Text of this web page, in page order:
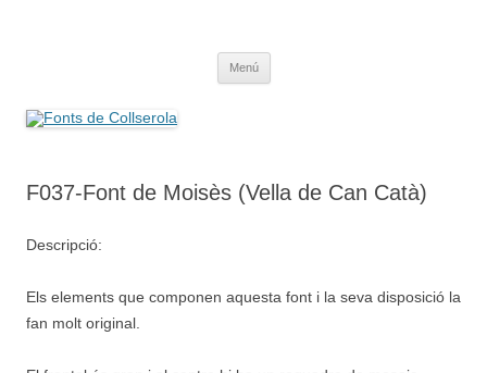
Menú
F037-Font de Moisès (Vella de Can Catà)
Descripció:
Els elements que componen aquesta font i la seva disposició la
fan molt original.